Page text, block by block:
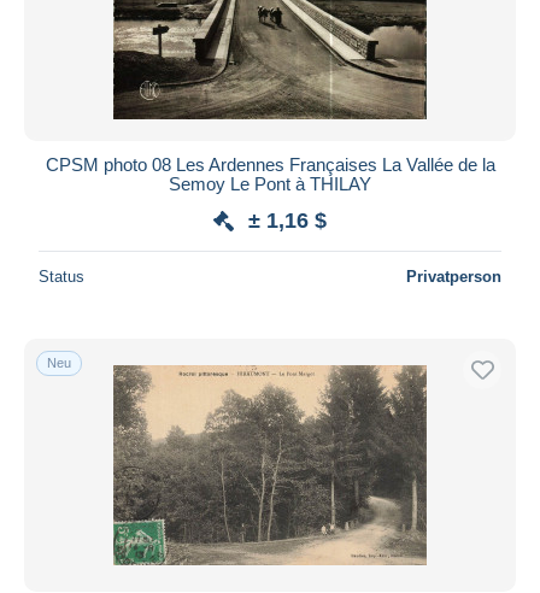
CPSM photo 08 Les Ardennes Françaises La Vallée de la
Semoy Le Pont à THILAY
± 1,16 $
Status Privatperson
Neu